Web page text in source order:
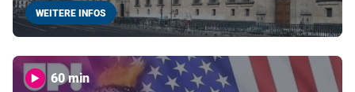
WEITERE INFOS
60 min